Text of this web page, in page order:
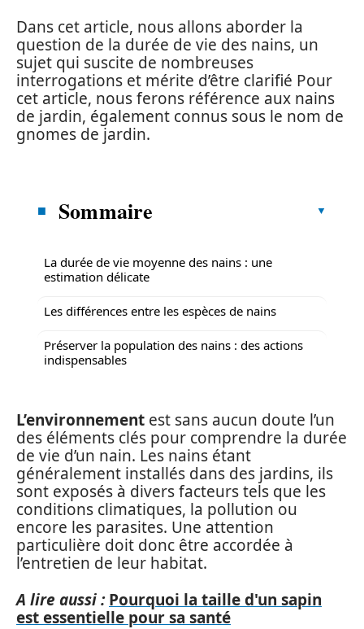
Dans cet article, nous allons aborder la
question de la durée de vie des nains, un
sujet qui suscite de nombreuses
interrogations et mérite d’être clarifié Pour
cet article, nous ferons référence aux nains
de jardin, également connus sous le nom de
gnomes de jardin.
Sommaire
La durée de vie moyenne des nains : une
estimation délicate
Les différences entre les espèces de nains
Préserver la population des nains : des actions
indispensables
L’environnement est sans aucun doute l’un
des éléments clés pour comprendre la durée
de vie d’un nain. Les nains étant
généralement installés dans des jardins, ils
sont exposés à divers facteurs tels que les
conditions climatiques, la pollution ou
encore les parasites. Une attention
particulière doit donc être accordée à
l’entretien de leur habitat.
A lire aussi : Pourquoi la taille d'un sapin
est essentielle pour sa santé